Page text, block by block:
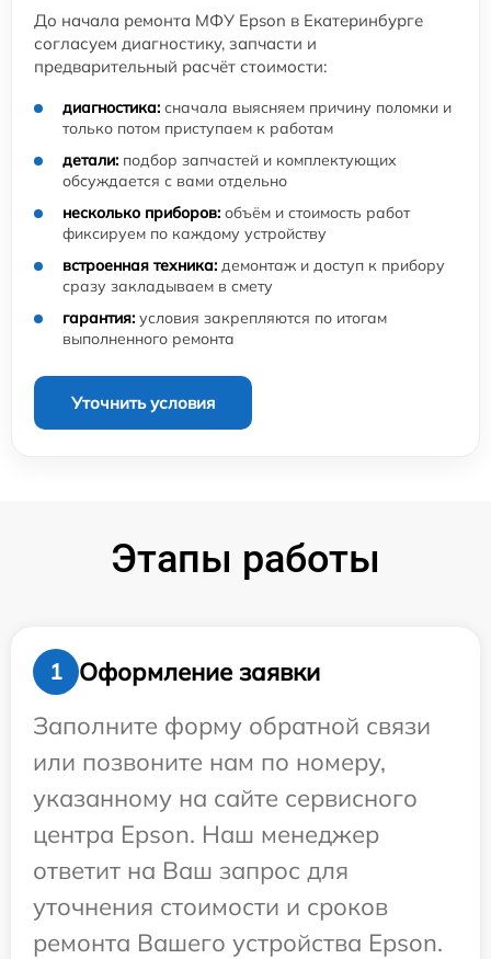
До начала ремонта МФУ Epson в Екатеринбурге
согласуем диагностику, запчасти и
предварительный расчёт стоимости:
диагностика: сначала выясняем причину поломки и
только потом приступаем к работам
детали: подбор запчастей и комплектующих
обсуждается с вами отдельно
несколько приборов: объём и стоимость работ
фиксируем по каждому устройству
встроенная техника: демонтаж и доступ к прибору
сразу закладываем в смету
гарантия: условия закрепляются по итогам
выполненного ремонта
Уточнить условия
Этапы работы
1
Оформление заявки
Заполните форму обратной связи
или позвоните нам по номеру,
указанному на сайте сервисного
центра Epson. Наш менеджер
ответит на Ваш запрос для
уточнения стоимости и сроков
ремонта Вашего устройства Epson.